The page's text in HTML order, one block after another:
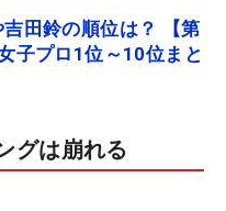
吉田鈴の順位は？ 【第
子プロ1位～10位まと
グは崩れる